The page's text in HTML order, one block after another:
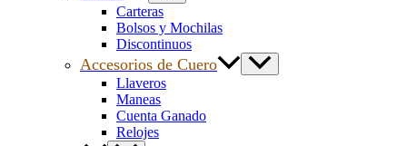
Carteras
Bolsos y Mochilas
Discontinuos
Accesorios de Cuero
Llaveros
Maneas
Cuenta Ganado
Relojes